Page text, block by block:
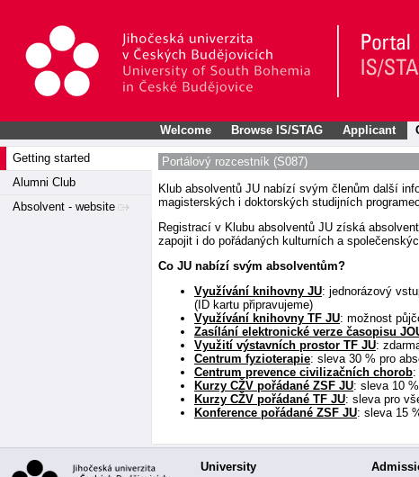
Welcome Browse IS/STAG Applicant
Getting started
Alumni Club
Absolvent - website
Portálový rozcestník (S087)
Klub absolventů JU nabízí svým členům další
magisterských i doktorských studijních
Registrací v Klubu absolventů JU získá
zapojit i do pořádaných kulturních a
Co JU nabízí svým absolventům?
Využívání knihovny JU: jednorázový
(ID kartu připravujeme)
Využívání knihovny TF JU: možnost
Zasílání elektronické verze časopisu
Využití výstavních prostor TF JU:
Centrum fyzioterapie: sleva 30 % pro
Centrum prevence civilizačních chorob:
Kurzy CŽV pořádané ZSF JU: sleva 10
Kurzy CŽV pořádané TF JU: sleva pro
Konference pořádané ZSF JU: sleva 15
University